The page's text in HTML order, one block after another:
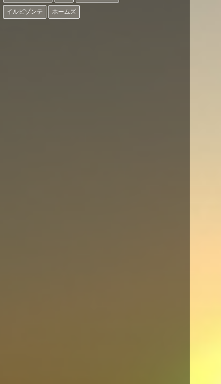
イルビゾンテ ホームズ